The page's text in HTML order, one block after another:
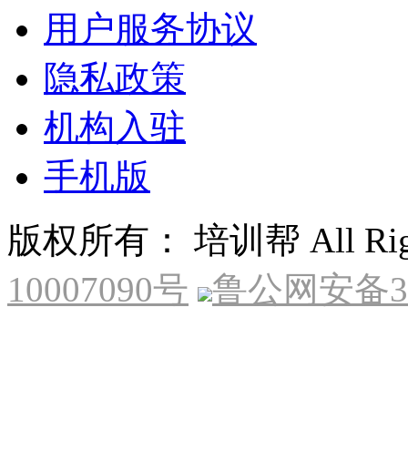
用户服务协议
隐私政策
机构入驻
手机版
版权所有： 培训帮 All
10007090号
鲁公网安备